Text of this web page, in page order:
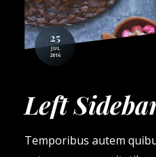
25
JUL
2016
Left
Temporibus autem